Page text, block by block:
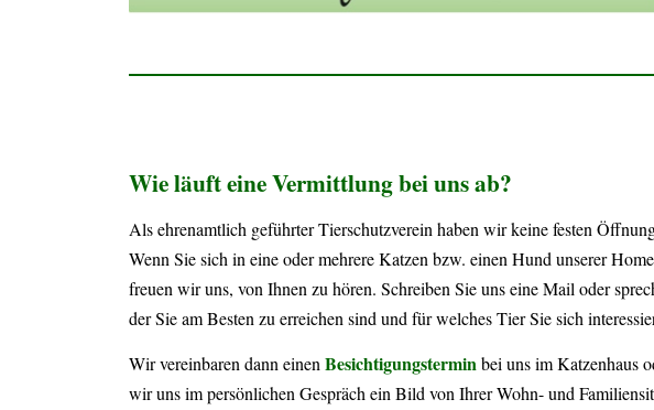
Wie läuft eine Vermittlung bei uns ab?
Als ehrenamtlich geführter Tierschutzverein haben wir keine festen
Wenn Sie sich in eine oder mehrere Katzen bzw. einen Hund unserer
freuen wir uns, von Ihnen zu hören. Schreiben Sie uns eine Mail oder
der Sie am Besten zu erreichen sind und für welches Tier Sie sich
Wir vereinbaren dann einenBesichtigungsterminbei uns im Katzenhaus
wir uns im persönlichen Gespräch ein Bild von Ihrer Wohn- und